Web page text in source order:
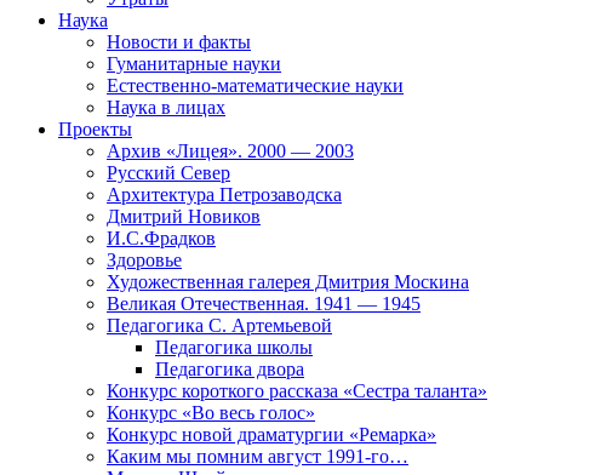
Наука
Новости и факты
Гуманитарные науки
Естественно-математические науки
Наука в лицах
Проекты
Архив «Лицея». 2000 — 2003
Русский Север
Архитектура Петрозаводска
Дмитрий Новиков
И.С.Фрадков
Здоровье
Художественная галерея Дмитрия Москина
Великая Отечественная. 1941 — 1945
Педагогика С. Артемьевой
Педагогика школы
Педагогика двора
Конкурс короткого рассказа «Сестра таланта»
Конкурс «Во весь голос»
Конкурс новой драматургии «Ремарка»
Каким мы помним август 1991-го…